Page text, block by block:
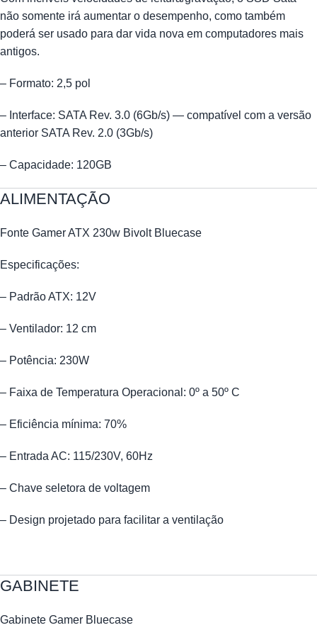
não somente irá aumentar o desempenho, como também
poderá ser usado para dar vida nova em computadores mais
antigos.
– Formato: 2,5 pol
– Interface: SATA Rev. 3.0 (6Gb/s) — compatível com a versão
anterior SATA Rev. 2.0 (3Gb/s)
– Capacidade: 120GB
ALIMENTAÇÃO
Fonte Gamer ATX 230w Bivolt Bluecase
Especificações:
– Padrão ATX: 12V
– Ventilador: 12 cm
– Potência: 230W
– Faixa de Temperatura Operacional: 0º a 50º C
– Eficiência mínima: 70%
– Entrada AC: 115/230V, 60Hz
– Chave seletora de voltagem
– Design projetado para facilitar a ventilação
GABINETE
Gabinete Gamer Bluecase